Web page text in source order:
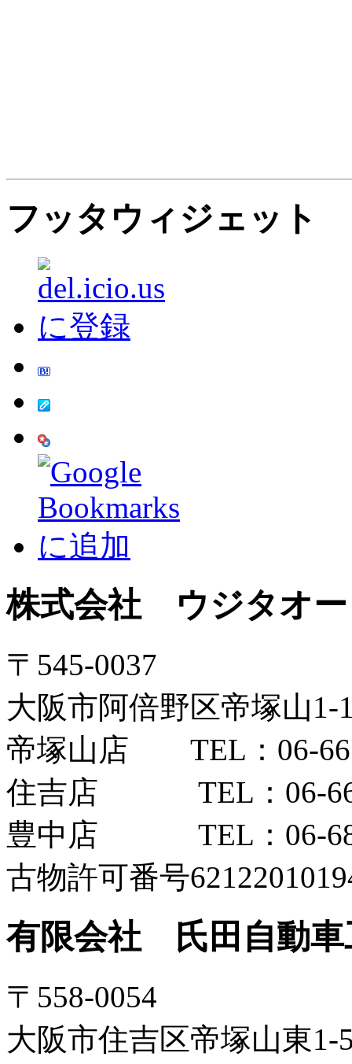
フッタウィジェット
株式会社 ウジタオー
〒545-0037
大阪市阿倍野区帝塚山1-
帝塚山店 TEL：06-
住吉店 TEL：06-
豊中店 TEL：06-
古物許可番号
有限会社 氏田自動車
〒558-0054
大阪市住吉区帝塚山東1-